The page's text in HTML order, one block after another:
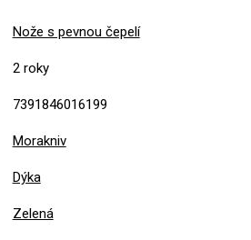
Nože s pevnou čepelí
2 roky
7391846016199
Morakniv
Dýka
Zelená